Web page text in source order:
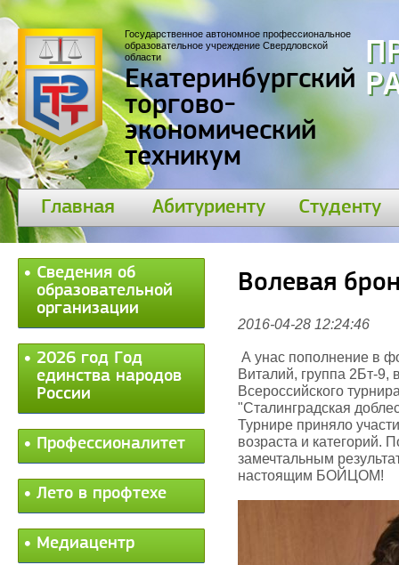
Государственное автономное профессиональное
образовательное учреждение Свердловской
области
Екатеринбургский
торгово-
экономический
техникум
Главная Абитуриенту Студенту
Сведения об
образовательной
организации
2026 год Год
единства народов
России
Профессионалитет
Лето в профтехе
Медиацентр
Волевая
2016-04-28 12:24:46
А унас пополнение в
Виталий, группа 2Бт-9,
Всероссийского
"Сталинградская
Турнире приняло
возраста и категорий.
замечтальным
настоящим БОЙЦОМ!